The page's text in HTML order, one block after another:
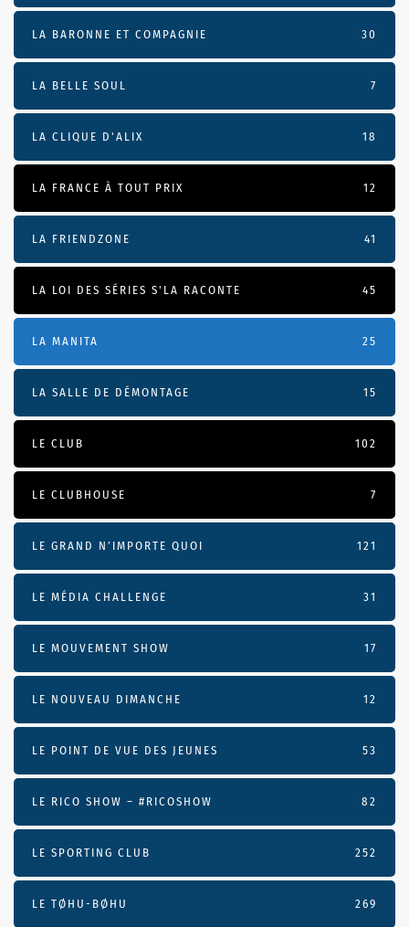
LA BARONNE ET COMPAGNIE 30
LA BELLE SOUL 7
LA CLIQUE D'ALIX 18
LA FRANCE À TOUT PRIX 12
LA FRIENDZONE 41
LA LOI DES SÉRIES S'LA RACONTE 45
LA MANITA 25
LA SALLE DE DÉMONTAGE 15
LE CLUB 102
LE CLUBHOUSE 7
LE GRAND N’IMPORTE QUOI 121
LE MÉDIA CHALLENGE 31
LE MOUVEMENT SHOW 17
LE NOUVEAU DIMANCHE 12
LE POINT DE VUE DES JEUNES 53
LE RICO SHOW – #RICOSHOW 82
LE SPORTING CLUB 252
LE TØHU-BØHU 269